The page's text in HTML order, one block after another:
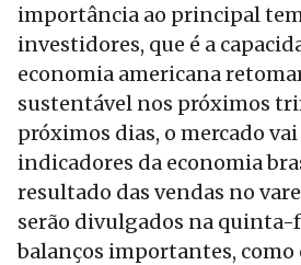
importância ao principal
investidores, que é a
economia americana
sustentável nos próximos
próximos dias, o mercado
indicadores da economia
resultado das vendas no
serão divulgados na quinta-
balanços importantes, como